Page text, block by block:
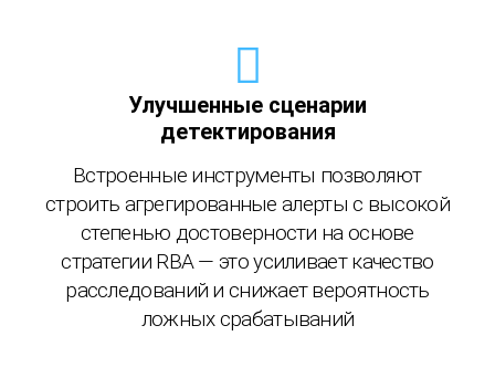
Улучшенные сценарии
детектирования
Встроенные инструменты позволяют
строить агрегированные алерты с высокой
степенью достоверности на основе
стратегии RBA — это усиливает качество
расследований и снижает вероятность
ложных срабатываний